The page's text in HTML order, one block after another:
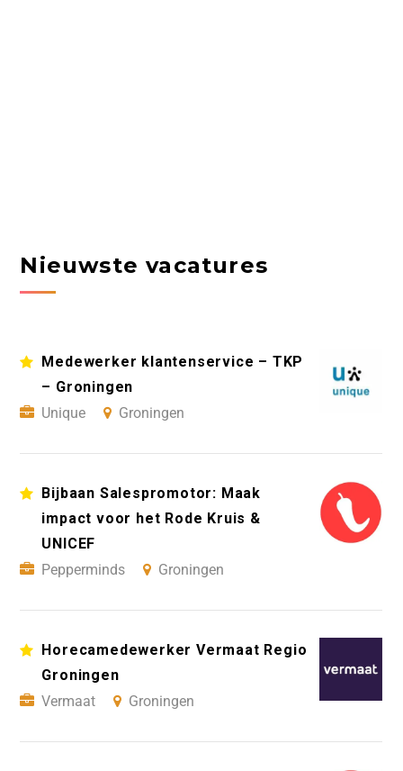
Nieuwste vacatures
Medewerker klantenservice – TKP
– Groningen
Unique
Groningen
Bijbaan Salespromotor: Maak
impact voor het Rode Kruis &
UNICEF
Pepperminds
Groningen
Horecamedewerker Vermaat Regio
Groningen
Vermaat
Groningen